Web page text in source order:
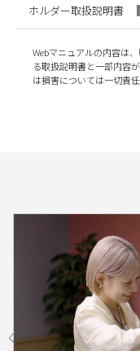
ホルダー取扱説明書
Webマニュアルの内容は
る取扱説明書と一部内容
は損害については一切責任